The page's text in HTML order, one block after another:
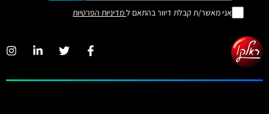
אני מאשר/ת קבלת דיוור בהתאם למדיניות הפרטיות